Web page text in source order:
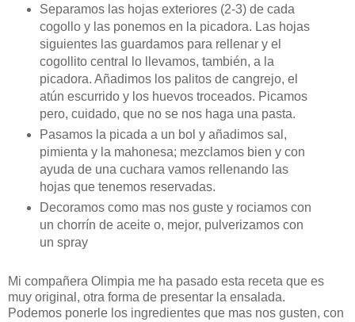
Separamos las hojas exteriores (2-3) de cada
cogollo y las ponemos en la picadora. Las hojas
siguientes las guardamos para rellenar y el
cogollito central lo llevamos, también, a la
picadora. Añadimos los palitos de cangrejo, el
atún escurrido y los huevos troceados. Picamos
pero, cuidado, que no se nos haga una pasta.
Pasamos la picada a un bol y añadimos sal,
pimienta y la mahonesa; mezclamos bien y con
ayuda de una cuchara vamos rellenando las
hojas que tenemos reservadas.
Decoramos como mas nos guste y rociamos con
un chorrín de aceite o, mejor, pulverizamos con
un spray
Mi compañera Olimpia me ha pasado esta receta que es
muy original, otra forma de presentar la ensalada.
Podemos ponerle los ingredientes que mas nos gusten, con